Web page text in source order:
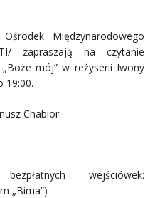
Międzynarodowego
zapraszają na czytanie
mój” w reżyserii Iwony
19:00.
Chabior.
wejściówek:
„Bima”)